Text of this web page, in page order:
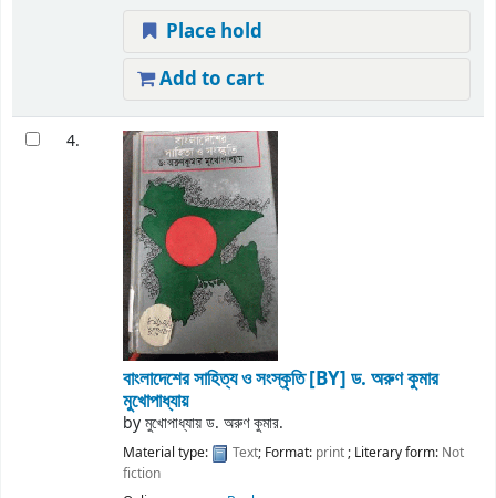
Place hold
Add to cart
4.
বাংলাদেশের সাহিত্য ও সংস্কৃতি[BY] ড. অরুণ কুমার
মুখোপাধ্যায়
byমুখোপাধ্যায় ড. অরুণ কুমার.
Material type: Text; Format: print; Literary form: Not
fiction